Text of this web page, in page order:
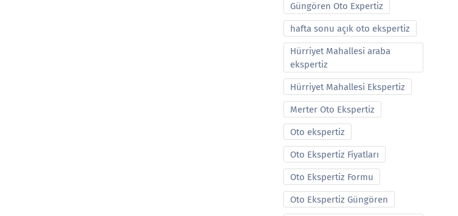
Güngören Oto Expertiz
hafta sonu açık oto ekspertiz
Hürriyet Mahallesi araba
ekspertiz
Hürriyet Mahallesi Ekspertiz
Merter Oto Ekspertiz
Oto ekspertiz
Oto Ekspertiz Fiyatları
Oto Ekspertiz Formu
Oto Ekspertiz Güngören